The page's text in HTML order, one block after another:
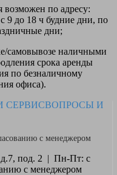
возможен по адресу:
9 до 18 ч будние дни, по
дни;
самовывозе наличными
срока аренды
по безналичному
офиса).
СЕРВИСВОПРОСЫ И
с менеджером
д.7, под. 2 | Пн-Пт: с
с менеджером